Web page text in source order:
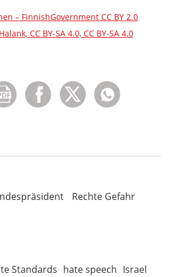
– FinnishGovernment CC BY 2.0
CC BY-SA 4.0, CC BY-SA 4.0
Rechte Gefahr
Standards hate speech Israel